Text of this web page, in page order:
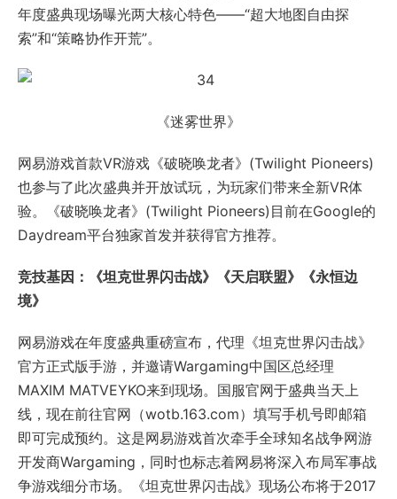
年度盛典现场曝光两大核心特色——“超大地图自由探
索”和“策略协作开荒”。
《迷雾世界》
网易游戏首款VR游戏《破晓唤龙者》(Twilight Pioneers)
也参与了此次盛典并开放试玩，为玩家们带来全新VR体
验。《破晓唤龙者》(Twilight Pioneers)目前在Google的
Daydream平台独家首发并获得官方推荐。
竞技基因：《坦克世界闪击战》《天启联盟》《永恒边
境》
网易游戏在年度盛典重磅宣布，代理《坦克世界闪击战》
官方正式版手游，并邀请Wargaming中国区总经理
MAXIM MATVEYKO来到现场。国服官网于盛典当天上
线，现在前往官网（wotb.163.com）填写手机号即邮箱
即可完成预约。这是网易游戏首次牵手全球知名战争网游
开发商Wargaming，同时也标志着网易将深入布局军事战
争游戏细分市场。《坦克世界闪击战》现场公布将于2017